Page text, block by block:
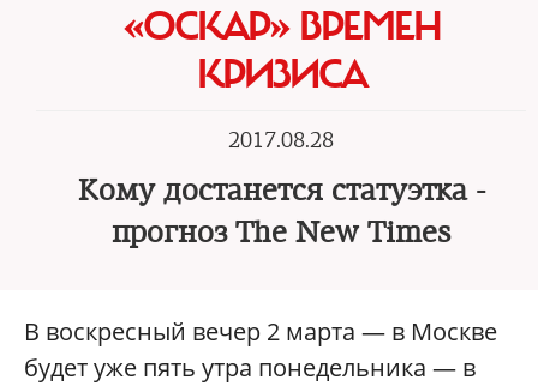
«ОСКАР» ВРЕМЕН
КРИЗИСА
2017.08.28
Кому достанется статуэтка -
прогноз The New Times
В воскресный вечер 2 марта — в Москве
будет уже пять утра понедельника — в